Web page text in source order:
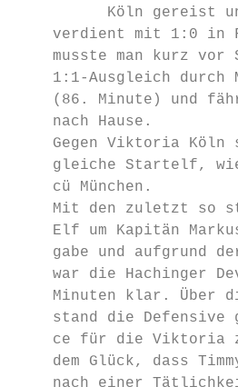
Köln gereist
verdient mit 1:0 in
musste man kurz vor
1:1-Ausgleich durch
(86. Minute) und
nach Hause.
Gegen Viktoria Köln
gleiche Startelf,
cü München.
Mit den zuletzt so
Elf um Kapitän
gabe und aufgrund
war die Hachinger
Minuten klar. Über
stand die Defensive
ce für die Viktoria
dem Glück, dass
nach einer